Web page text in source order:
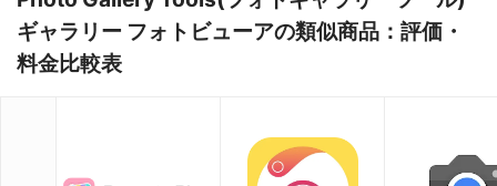
ギャラリー フォトビューアの類似商品：評価・
料金比較表